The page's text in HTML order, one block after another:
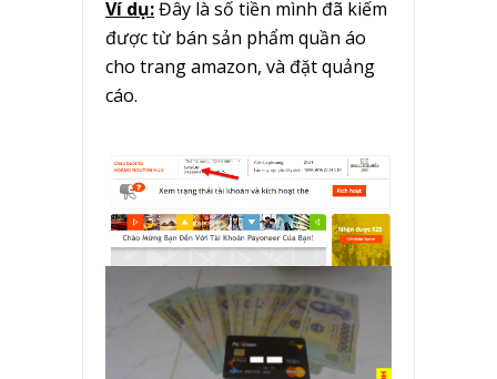
Ví dụ:Đây là số tiền mình đã kiếm
được từ bán sản phẩm quần áo
cho trang amazon, và đặt quảng
cáo.